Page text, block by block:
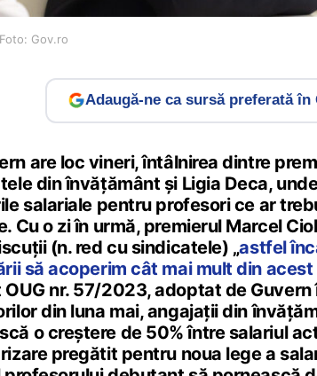
Gov.ro
Adaugă-ne ca sursă preferată în
are loc vineri, întâlnirea dintre
din învățământ și Ligia Deca,
salariale pentru profesori ce ar
Cu o zi în urmă, premierul Marcel
(n. red cu sindicatele) „astfel
să acoperim cât mai mult din acest
nr. 57/2023, adoptat de Guvern
din luna mai, angajații din
o creștere de 50% între salariul
pregătit pentru noua lege a